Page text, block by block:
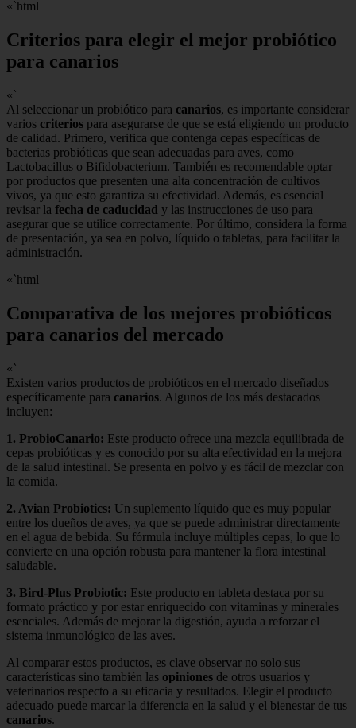
«`html
Criterios para elegir el mejor probiótico
para canarios
«`
Al seleccionar un probiótico para canarios, es importante considerar
varios criterios para asegurarse de que se está eligiendo un producto
de calidad. Primero, verifica que contenga cepas específicas de
bacterias probióticas que sean adecuadas para aves, como
Lactobacillus o Bifidobacterium. También es recomendable optar
por productos que presenten una alta concentración de cultivos
vivos, ya que esto garantiza su efectividad. Además, es esencial
revisar la fecha de caducidad y las instrucciones de uso para
asegurar que se utilice correctamente. Por último, considera la forma
de presentación, ya sea en polvo, líquido o tabletas, para facilitar la
administración.
«`html
Comparativa de los mejores probióticos
para canarios del mercado
«`
Existen varios productos de probióticos en el mercado diseñados
específicamente para canarios. Algunos de los más destacados
incluyen:
1. ProbioCanario: Este producto ofrece una mezcla equilibrada de
cepas probióticas y es conocido por su alta efectividad en la mejora
de la salud intestinal. Se presenta en polvo y es fácil de mezclar con
la comida.
2. Avian Probiotics: Un suplemento líquido que es muy popular
entre los dueños de aves, ya que se puede administrar directamente
en el agua de bebida. Su fórmula incluye múltiples cepas, lo que lo
convierte en una opción robusta para mantener la flora intestinal
saludable.
3. Bird-Plus Probiotic: Este producto en tableta destaca por su
formato práctico y por estar enriquecido con vitaminas y minerales
esenciales. Además de mejorar la digestión, ayuda a reforzar el
sistema inmunológico de las aves.
Al comparar estos productos, es clave observar no solo sus
características sino también las opiniones de otros usuarios y
veterinarios respecto a su eficacia y resultados. Elegir el producto
adecuado puede marcar la diferencia en la salud y el bienestar de tus
canarios.